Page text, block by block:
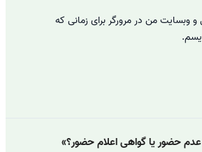
و وبسایت من در مرورگر برای زمانی که